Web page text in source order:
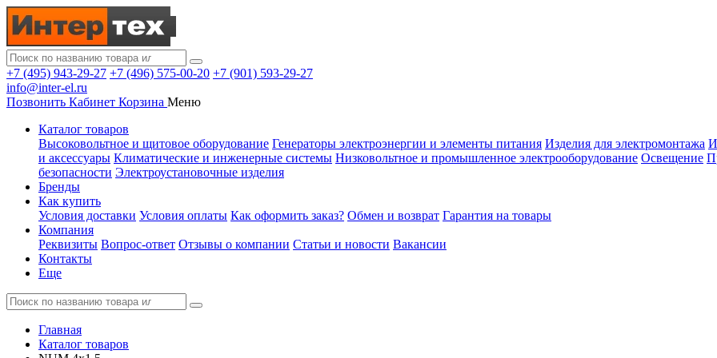
+7 (495) 943-29-27 +7 (496) 575-00-20 +7 (901) 593-29-27
info@inter-el.ru
Позвонить Кабинет Корзина Меню
Каталог товаров
Высоковольтное и щитовое оборудование Генераторы электроэнергии и элементы питания Изделия для электромонтажа
и аксессуары Климатические и инженерные системы Низковольтное и промышленное электрооборудование Освещение
безопасности Электроустановочные изделия
Бренды
Как купить
Условия доставки Условия оплаты Как оформить заказ? Обмен и возврат Гарантия на товары
Компания
Реквизиты Вопрос-ответ Отзывы о компании Статьи и новости Вакансии
Контакты
Еще
Главная
Каталог товаров